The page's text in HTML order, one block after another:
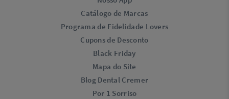
Catálogo de Marcas
Programa de Fidelidade Lovers​
Cupons de Desconto
Black Friday
Mapa do Site
Blog Dental Cremer
Por 1 Sorriso